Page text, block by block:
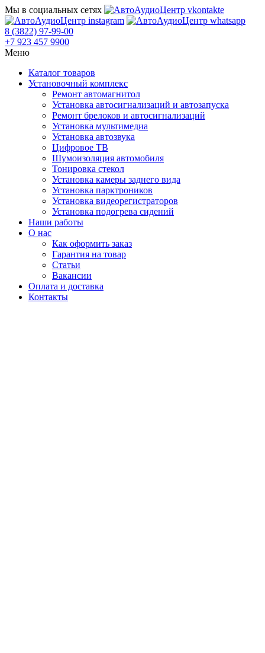
Мы в социальных сетях
8 (3822) 97-99-00
+7 923 457 9900
Меню
Каталог товаров
Установочный комплекс
Ремонт автомагнитол
Установка автосигнализаций и автозапуска
Ремонт брелоков и автосигнализаций
Установка мультимедиа
Установка автозвука
Цифровое ТВ
Шумоизоляция автомобиля
Тонировка стекол
Установка камеры заднего вида
Установка парктроников
Установка видеорегистраторов
Установка подогрева сидений
Наши работы
О нас
Как оформить заказ
Гарантия на товар
Статьи
Вакансии
Оплата и доставка
Контакты